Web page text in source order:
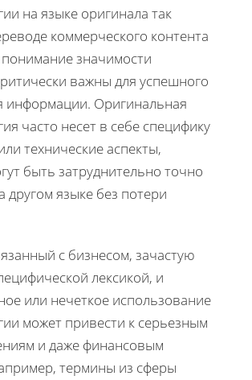
на языке оригинала так
коммерческого контента
значимости
важны для успешного
информации. Оригинальная
часто несет в себе специфику
технические аспекты,
быть затруднительно точно
другом языке без потери
с бизнесом, зачастую
лексикой, и
или нечеткое использование
может привести к серьезным
и даже финансовым
термины из сферы